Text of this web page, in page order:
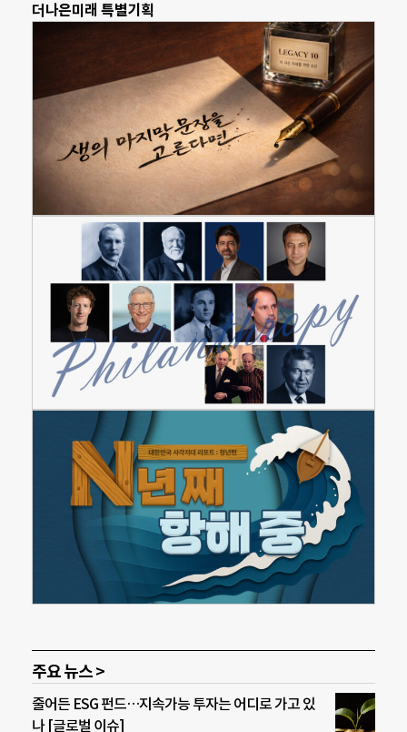
더나은미래 특별기획
주요 뉴스 >
줄어든 ESG 펀드…지속가능 투자는 어디로 가고 있
나 [글로벌 이슈]